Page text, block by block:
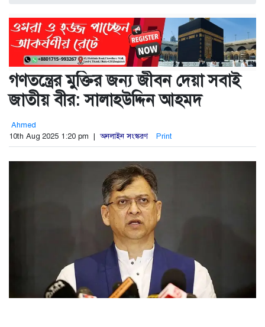
গণতন্ত্রের মুক্তির জন্য জীবন দেয়া সবাই
জাতীয় বীর: সালাহউদ্দিন আহমদ
Ahmed
10th Aug 2025 1:20 pm | অনলাইন সংস্করণ Print